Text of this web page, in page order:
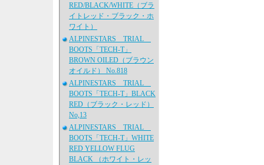
RED/BLACK/WHITE（ブラ
イトレッド・ブラック・ホ
ワイト）
ALPINESTARS TRIAL
BOOTS「TECH-T」
BROWN OILED（ブラウン
オイルド） No.818
ALPINESTARS TRIAL
BOOTS「TECH-T」BLACK
RED（ブラック・レッド）
No,13
ALPINESTARS TRIAL
BOOTS「TECH-T」WHITE
RED YELLOW FLUG
BLACK （ホワイト・レッ